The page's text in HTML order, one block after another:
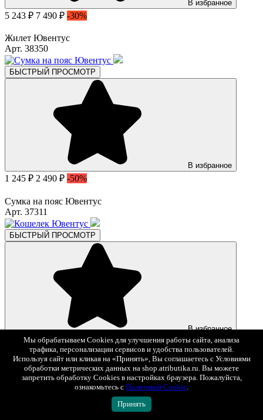
В избранное
5 243 ₽ 7 490 ₽ -30%
Жилет Ювентус
Арт. 38350
БЫСТРЫЙ ПРОСМОТР
В избранное
1 245 ₽ 2 490 ₽ -50%
Сумка на пояс Ювентус
Арт. 37311
БЫСТРЫЙ ПРОСМОТР
В избранное
537 ₽ 1 790 ₽ -70%
Кошелек Ювентус
Арт. 37221
Мы обрабатываем Cookies для улучшения работы сайта, анализа
трафика, персонализации сервисов и удобства пользователей.
Используя сайт или кликая на «Принять», Вы соглашаетесь с Условиями
обработки метрических данных на shop.atributika.ru. Вы можете
запретить обработку Cookies в настройках браузера. Пожалуйста,
ознакомьтесь с Политикой Cookie.
Принять